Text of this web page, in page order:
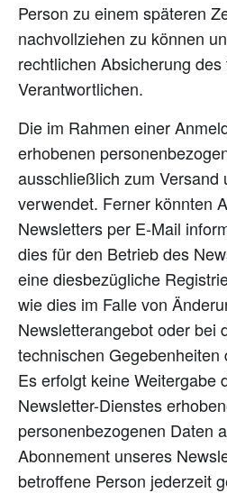
Person zu einem späteren
nachvollziehen zu können
rechtlichen Absicherung
Verantwortlichen.
Die im Rahmen einer
erhobenen
ausschließlich zum Versand
verwendet. Ferner könnten
Newsletters per E-Mail
dies für den Betrieb des
eine diesbezügliche
wie dies im Falle von
Newsletterangebot oder bei
technischen Gegebenheiten
Es erfolgt keine Weitergabe
Newsletter-Dienstes
personenbezogenen Daten
Abonnement unseres
betroffene Person jederzeit